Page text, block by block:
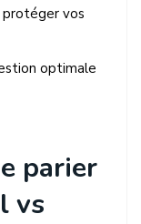
protéger vos
optimale
parier
vs